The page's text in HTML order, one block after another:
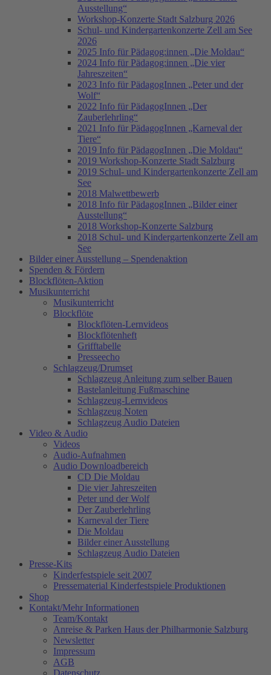
Ausstellung“
Workshop-Konzerte Stadt Salzburg 2026
Schul- und Kindergartenkonzerte Zell am See
2026
2025 Info für Pädagog:innen „Die Moldau“
2024 Info für Pädagog:innen „Die vier
Jahreszeiten“
2023 Info für PädagogInnen „Peter und der
Wolf“
2022 Info für PädagogInnen „Der
Zauberlehrling“
2021 Info für PädagogInnen „Karneval der
Tiere“
2019 Info für PädagogInnen „Die Moldau“
2019 Workshop-Konzerte Stadt Salzburg
2019 Schul- und Kindergartenkonzerte Zell am
See
2018 Malwettbewerb
2018 Info für PädagogInnen „Bilder einer
Ausstellung“
2018 Workshop-Konzerte Salzburg
2018 Schul- und Kindergartenkonzerte Zell am
See
Bilder einer Ausstellung – Spendenaktion
Spenden & Fördern
Blockflöten-Aktion
Musikunterricht
Musikunterricht
Blockflöte
Blockflöten-Lernvideos
Blockflötenheft
Grifftabelle
Presseecho
Schlagzeug/Drumset
Schlagzeug Anleitung zum selber Bauen
Bastelanleitung Fußmaschine
Schlagzeug-Lernvideos
Schlagzeug Noten
Schlagzeug Audio Dateien
Video & Audio
Videos
Audio-Aufnahmen
Audio Downloadbereich
CD Die Moldau
Die vier Jahreszeiten
Peter und der Wolf
Der Zauberlehrling
Karneval der Tiere
Die Moldau
Bilder einer Ausstellung
Schlagzeug Audio Dateien
Presse-Kits
Kinderfestspiele seit 2007
Pressematerial Kinderfestspiele Produktionen
Shop
Kontakt/Mehr Informationen
Team/Kontakt
Anreise & Parken Haus der Philharmonie Salzburg
Newsletter
Impressum
AGB
Datenschutz